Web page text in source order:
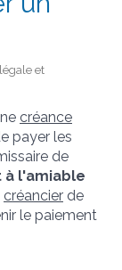
et
créance
payer les
de
l'amiable
créancier de
le paiement